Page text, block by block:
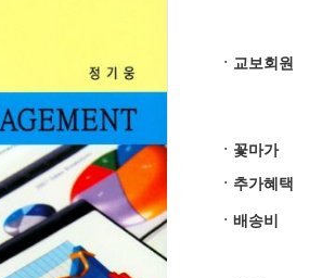
ㆍ교보회원
ㆍ꽃마가
ㆍ추가혜택
ㆍ배송비